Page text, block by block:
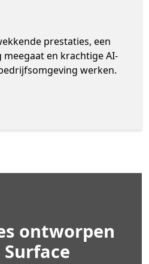
prestaties, een
en krachtige AI-
werken.
ontworpen